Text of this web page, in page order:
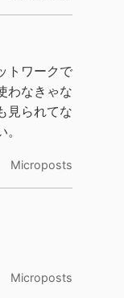
トワークで
わなきゃな
見られてな
Microposts
Microposts